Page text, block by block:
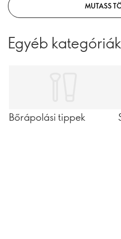
MUTASS
Egyéb kategóriák
Bőrápolási tippek